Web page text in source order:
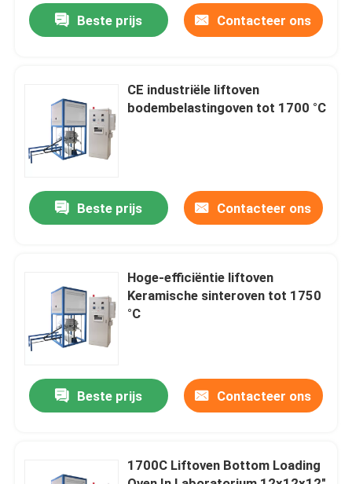
Thuis
Video's
Fabriekstocht
Kwaliteitscontrole
Vraag een offerte
Programtherm
Hoogtemperatuur muffelfurnen
keramische keramische
keramische keramische
keramische keramische
keramische keramische
keramische keramische
keramische keramische
keramische keramische
keramische keramische
keramische keramische
keramisch
Beste prijs Contacteer ons
CE industriële liftoven
bodembelastingoven tot 1700 °C
Beste prijs Contacteer ons
Hoge-efficiëntie liftoven
Keramische sinteroven tot 1750
°C
Beste prijs Contacteer ons
1700C Liftoven Bottom Loading